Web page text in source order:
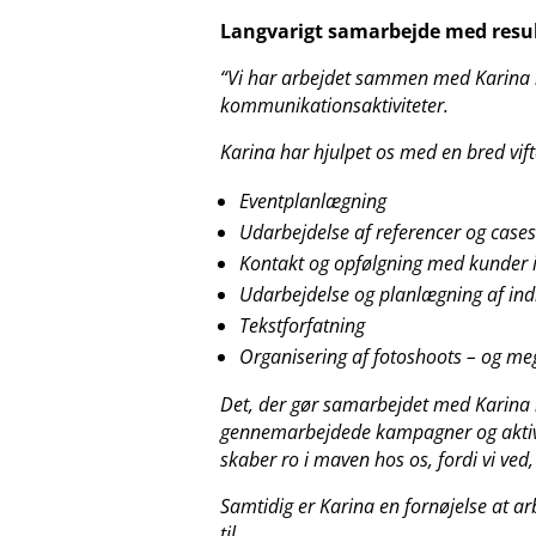
Langvarigt samarbejde med
“Vi har arbejdet sammen med
kommunikationsaktiviteter.
Karina har hjulpet os med en bred
Eventplanlægning
Udarbejdelse af referencer og cases
Kontakt og opfølgning med kunder
Udarbejdelse og planlægning af
Tekstforfatning
Organisering af fotoshoots – og
Det, der gør samarbejdet med
gennemarbejdede kampagner og
skaber ro i maven hos os, fordi vi
Samtidig er Karina en fornøjelse at